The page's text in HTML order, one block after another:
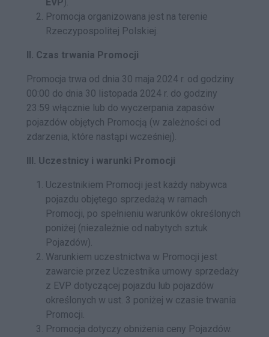
Promocja organizowana jest na terenie
Rzeczypospolitej Polskiej.
II. Czas trwania Promocji
Promocja trwa od dnia 30 maja 2024 r. od godziny
00:00 do dnia 30 listopada 2024 r. do godziny
23:59 włącznie lub do wyczerpania zapasów
pojazdów objętych Promocją (w zależności od
zdarzenia, które nastąpi wcześniej).
III. Uczestnicy i warunki Promocji
Uczestnikiem Promocji jest każdy nabywca
pojazdu objętego sprzedażą w ramach
Promocji, po spełnieniu warunków określonych
poniżej (niezależnie od nabytych sztuk
Pojazdów).
Warunkiem uczestnictwa w Promocji jest
zawarcie przez Uczestnika umowy sprzedaży
z EVP dotyczącej pojazdu lub pojazdów
określonych w ust. 3 poniżej w czasie trwania
Promocji.
Promocja dotyczy obniżenia ceny Pojazdów.